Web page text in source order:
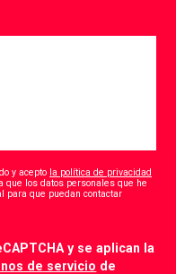
y acepto la política de privacidad
que los datos personales que he
para que puedan contactar
y se aplican la
de servicio de